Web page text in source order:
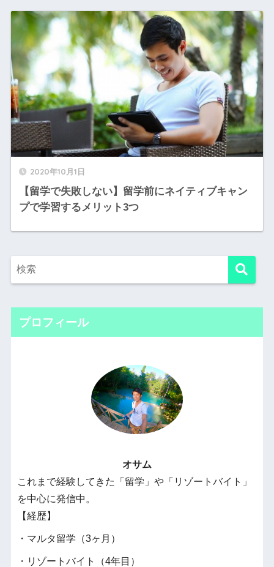
2020年10月1日
【留学で失敗しない】留学前にネイティブキャン
プで学習するメリット3つ
プロフィール
オサム
これまで経験してきた「留学」や「リゾートバイト」
を中心に発信中。
【経歴】
・マルタ留学（3ヶ月）
・リゾートバイト（4年目）